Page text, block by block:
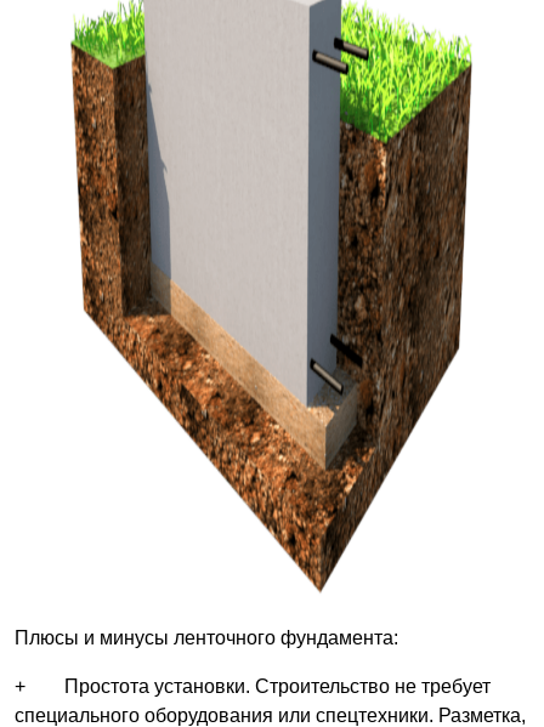
Плюсы и минусы ленточного фундамента:
+ Простота установки. Строительство не требует
специального оборудования или спецтехники. Разметка,